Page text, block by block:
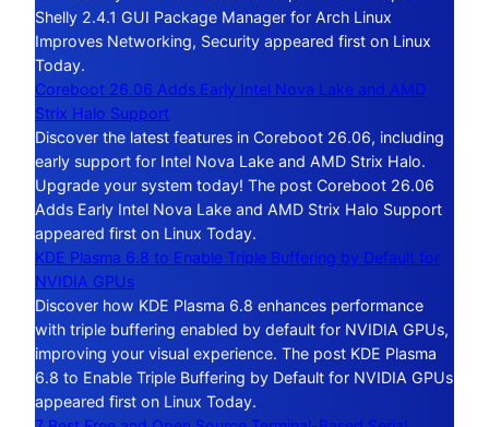
Shelly 2.4.1 GUI Package Manager for Arch Linux
Improves Networking, Security appeared first on Linux
Today.
Coreboot 26.06 Adds Early Intel Nova Lake and AMD
Strix Halo Support
Discover the latest features in Coreboot 26.06, including
early support for Intel Nova Lake and AMD Strix Halo.
Upgrade your system today! The post Coreboot 26.06
Adds Early Intel Nova Lake and AMD Strix Halo Support
appeared first on Linux Today.
KDE Plasma 6.8 to Enable Triple Buffering by Default for
NVIDIA GPUs
Discover how KDE Plasma 6.8 enhances performance
with triple buffering enabled by default for NVIDIA GPUs,
improving your visual experience. The post KDE Plasma
6.8 to Enable Triple Buffering by Default for NVIDIA GPUs
appeared first on Linux Today.